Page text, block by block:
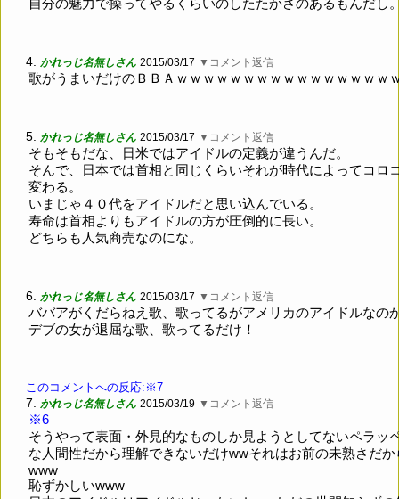
4. かれっじ名無しさん 2015/03/17 ▼コメント返信
歌がうまいだけのＢＢＡｗｗｗｗｗｗｗｗｗｗｗｗｗｗｗｗ
5. かれっじ名無しさん 2015/03/17 ▼コメント返信
そもそもだな、日米ではアイドルの定義が違うんだ。
そんで、日本では首相と同じくらいそれが時代によってコロ
変わる。
いまじゃ４０代をアイドルだと思い込んでいる。
寿命は首相よりもアイドルの方が圧倒的に長い。
どちらも人気商売なのにな。
6. かれっじ名無しさん 2015/03/17 ▼コメント返信
ババアがくだらねえ歌、歌ってるがアメリカのアイドルなの
デブの女が退屈な歌、歌ってるだけ！
このコメントへの反応:※7
7. かれっじ名無しさん 2015/03/19 ▼コメント返信
※6
そうやって表面・外見的なものしか見ようとしてないペラッ
な人間性だから理解できないだけwwそれはお前の未熟さだか
www
恥ずかしいwww